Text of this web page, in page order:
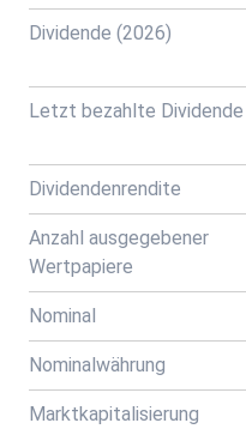
Dividende (2026)
Letzt bezahlte Dividende
Dividendenrendite
Anzahl ausgegebener
Wertpapiere
Nominal
Nominalwährung
Marktkapitalisierung